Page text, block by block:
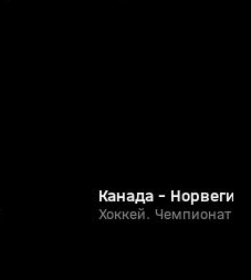
Канада - Норвегия
Хоккей. Чемпионат